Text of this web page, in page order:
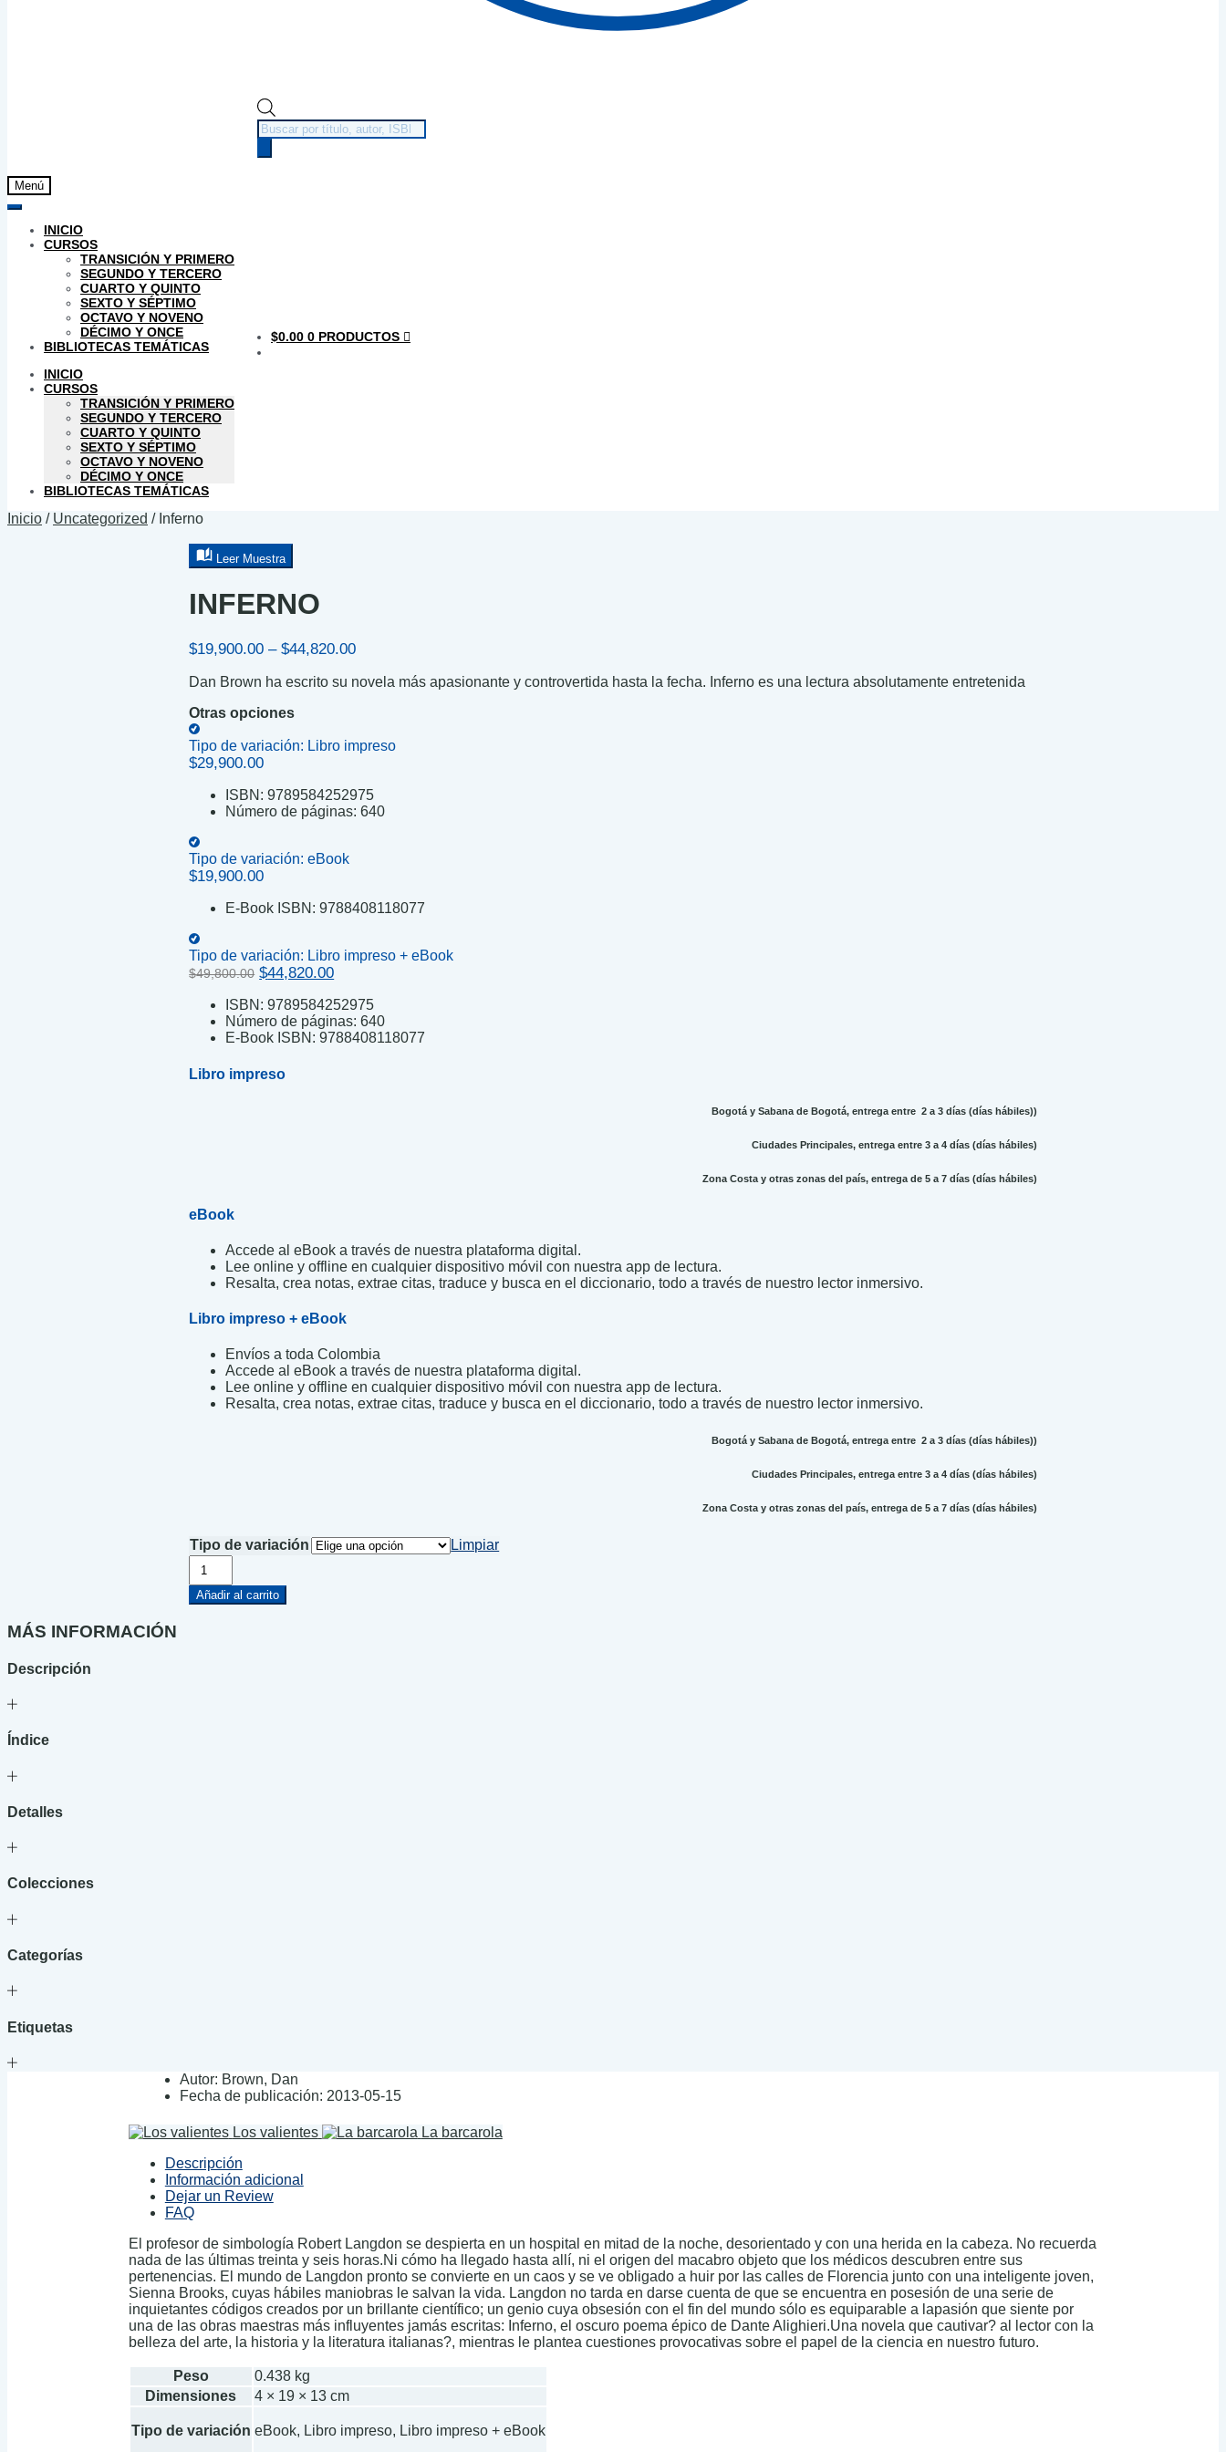
Búsqueda
de
productos
Menú
INICIO
CURSOS
TRANSICIÓN Y PRIMERO
SEGUNDO Y TERCERO
CUARTO Y QUINTO
SEXTO Y SÉPTIMO
OCTAVO Y NOVENO
DÉCIMO Y ONCE
BIBLIOTECAS TEMÁTICAS
INICIO
CURSOS
TRANSICIÓN Y PRIMERO
SEGUNDO Y TERCERO
CUARTO Y QUINTO
SEXTO Y SÉPTIMO
OCTAVO Y NOVENO
DÉCIMO Y ONCE
BIBLIOTECAS TEMÁTICAS
$0.00 0 PRODUCTOS
Inicio / Uncategorized / Inferno
Leer Muestra
INFERNO
$19,900.00 – $44,820.00Price
$19,900.00
Dan Brown ha escrito su novela más apasionante y controvertida hasta la fecha. Inferno es una lectura absolutamente entretenida
Otras opciones
Tipo de variación: Libro impreso
$29,900.00
ISBN: 9789584252975
Número de páginas: 640
Tipo de variación: eBook
$19,900.00
E-Book ISBN: 9788408118077
Tipo de variación: Libro impreso + eBook
$49,800.00 Original
was:
$49,800.00.
$44,820.00Current
is:
$44,820.00.
ISBN: 9789584252975
Número de páginas: 640
E-Book ISBN: 9788408118077
Libro impreso
Bogotá y Sabana de Bogotá, entrega entre 2 a 3 días (días hábiles))
Ciudades Principales, entrega entre 3 a 4 días (días hábiles)
Zona Costa y otras zonas del país, entrega de 5 a 7 días (días hábiles)
eBook
Accede al eBook a través de nuestra plataforma digital.
Lee online y offline en cualquier dispositivo móvil con nuestra app de lectura.
Resalta, crea notas, extrae citas, traduce y busca en el diccionario, todo a través de nuestro lector inmersivo.
Libro impreso + eBook
Envíos a toda Colombia
Accede al eBook a través de nuestra plataforma digital.
Lee online y offline en cualquier dispositivo móvil con nuestra app de lectura.
Resalta, crea notas, extrae citas, traduce y busca en el diccionario, todo a través de nuestro lector inmersivo.
Bogotá y Sabana de Bogotá, entrega entre 2 a 3 días (días hábiles))
Ciudades Principales, entrega entre 3 a 4 días (días hábiles)
Zona Costa y otras zonas del país, entrega de 5 a 7 días (días hábiles)
Tipo de variación
Limpiar
Inferno
cantidad
Añadir al carrito
MÁS INFORMACIÓN
Descripción
Índice
Detalles
Colecciones
Categorías
Etiquetas
Autor: Brown, Dan
Fecha de publicación: 2013-05-15
Los valientes
La barcarola
Descripción
Información adicional
Dejar un Review
FAQ
El profesor de simbología Robert Langdon se despierta en un hospital en mitad de la noche, desorientado y con una herida en la cabeza. No recuerda
nada de las últimas treinta y seis horas.Ni cómo ha llegado hasta allí, ni el origen del macabro objeto que los médicos descubren entre sus
pertenencias. El mundo de Langdon pronto se convierte en un caos y se ve obligado a huir por las calles de Florencia junto con una inteligente joven,
Sienna Brooks, cuyas hábiles maniobras le salvan la vida. Langdon no tarda en darse cuenta de que se encuentra en posesión de una serie de
inquietantes códigos creados por un brillante científico; un genio cuya obsesión con el fin del mundo sólo es equiparable a lapasión que siente por
una de las obras maestras más influyentes jamás escritas: Inferno, el oscuro poema épico de Dante Alighieri.Una novela que cautivar? al lector con la
belleza del arte, la historia y la literatura italianas?, mientras le plantea cuestiones provocativas sobre el papel de la ciencia en nuestro futuro.
Peso
0.438 kg
Dimensiones
4 × 19 × 13 cm
Tipo de variación eBook, Libro impreso, Libro impreso + eBook